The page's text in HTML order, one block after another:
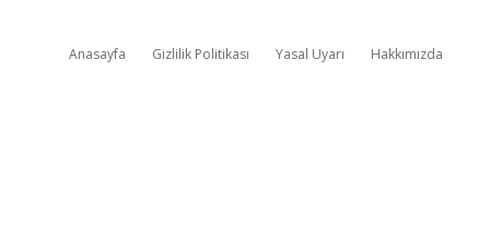
Anasayfa Gizlilik Politikası Yasal Uyarı Hakkımızda